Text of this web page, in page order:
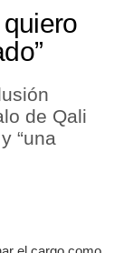
de Qali
“una